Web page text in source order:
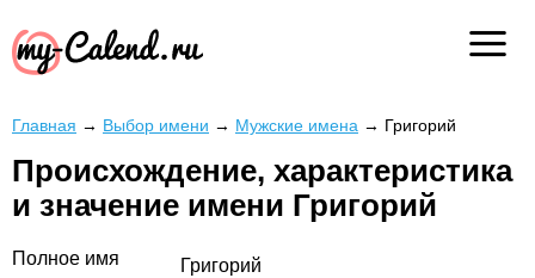
Главная → Выбор имени → Мужские имена → Григорий
Происхождение, характеристика
и значение имени Григорий
Полное имя
Григорий